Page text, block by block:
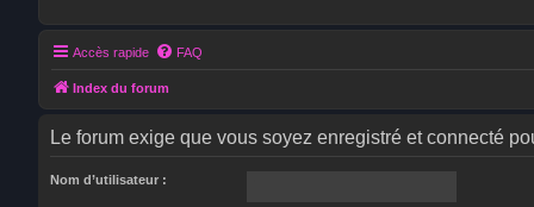
Accès rapide FAQ
Index du forum
Le forum exige que vous soyez enregistré et connecté
Nom d’utilisateur :